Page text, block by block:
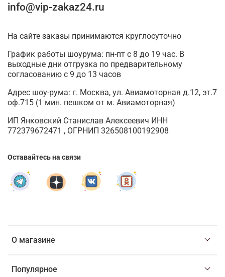
О магазине
Популярное
info@vip-zakaz24.ru
На сайте заказы принимаются круглосуточно
График работы шоурума: пн-пт с 8 до 19 час. В
выходные дни отгрузка по предварительному
согласованию с 9 до 13 часов
Адрес шоу-рума: г. Москва, ул. Авиамоторная д.12, эт.7
оф.715 (1 мин. пешком от м. Авиамоторная)
ИП Янковский Станислав Алексеевич ИНН
772379672471 , ОГРНИП 326508100192908
Оставайтесь на связи